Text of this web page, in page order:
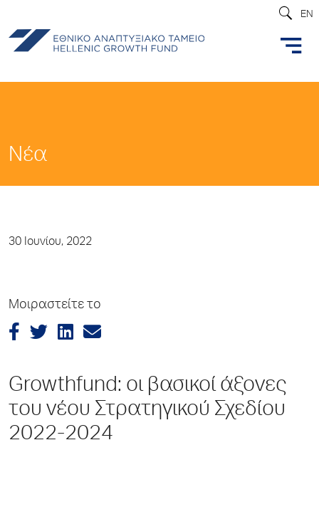
EN
Νέα
30 Ιουνίου, 2022
Μοιραστείτε το
Growthfund: οι βασικοί άξονες
του νέου Στρατηγικού Σχεδίου
2022-2024